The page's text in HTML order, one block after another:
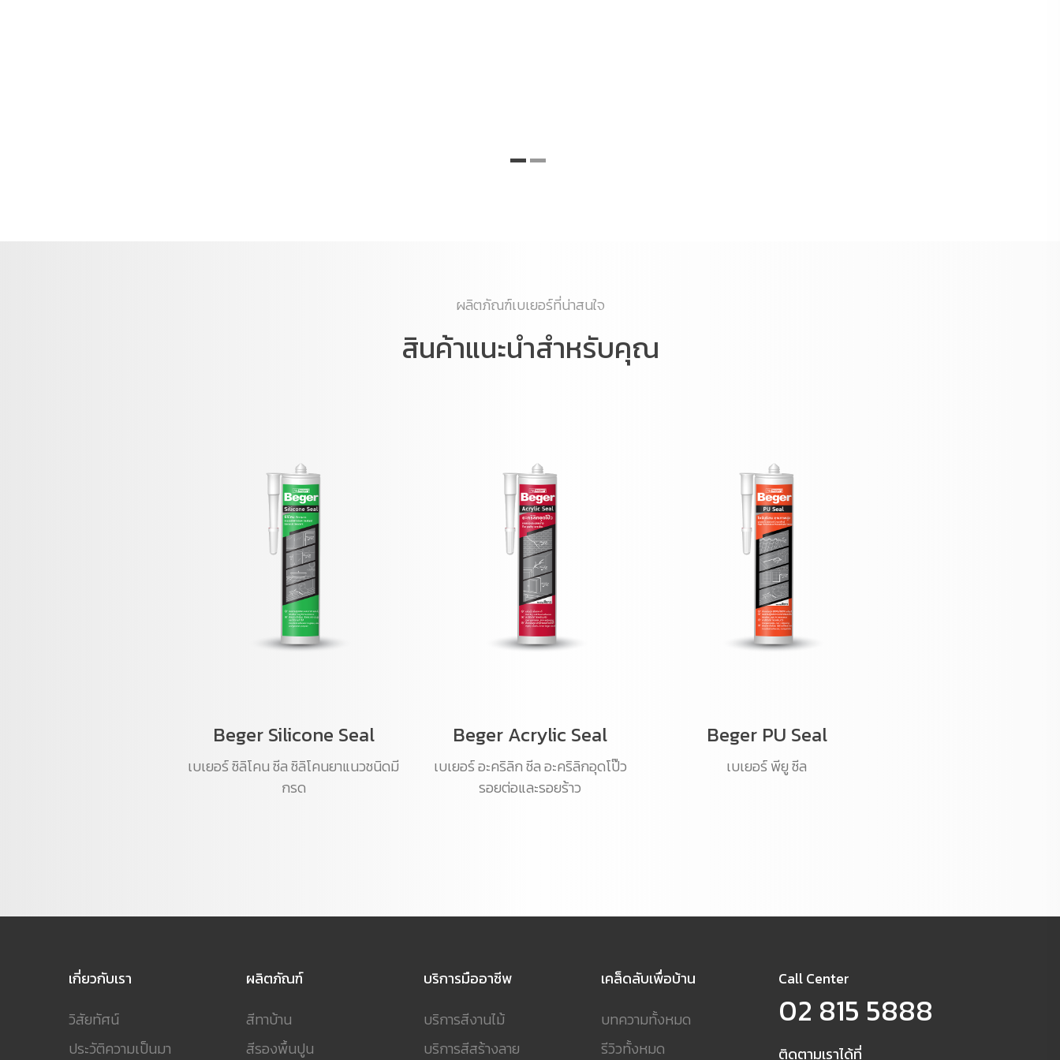
ผลิตภัณฑ์เบเยอร์ที่น่าสนใจ
สินค้าแนะนำสำหรับคุณ
Beger Silicone Seal
เบเยอร์ ซิลิโคน ซีล ซิลิโคนยาแนวชนิดมี
กรด
Beger Acrylic Seal
เบเยอร์ อะคริลิก ซีล อะคริลิกอุดโป๊ว
รอยต่อและรอยร้าว
Beger PU Seal
เบเยอร์ พียู ซีล
เกี่ยวกับเรา
วิสัยทัศน์
ประวัติความเป็นมา
ผลิตภัณฑ์
สีทาบ้าน
สีรองพื้นปูน
บริการมืออาชีพ
บริการสีงานไม้
บริการสีสร้างลาย
เคล็ดลับเพื่อบ้าน
บทความทั้งหมด
รีวิวทั้งหมด
Call Center
02 815 5888
ติดตามเราได้ที่